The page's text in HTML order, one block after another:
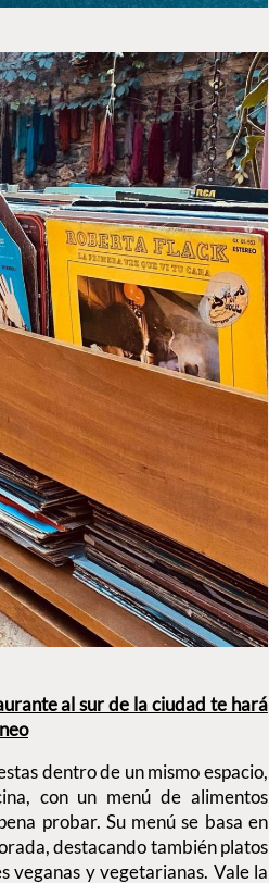
al sur de la ciudad te hará
dentro de un mismo espacio,
con un menú de alimentos
probar. Su menú se basa en
destacando también platos
veganas y vegetarianas. Vale la